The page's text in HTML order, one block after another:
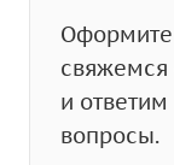
Оформите
и
вопросы.